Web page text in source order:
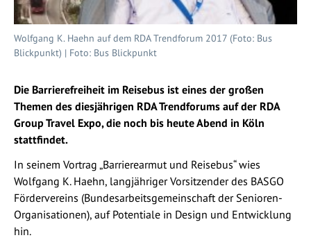
Wolfgang K. Haehn auf dem RDA Trendforum 2017 (Foto: Bus
Blickpunkt) | Foto: Bus Blickpunkt
Die Barrierefreiheit im Reisebus ist eines der großen
Themen des diesjährigen RDA Trendforums auf der RDA
Group Travel Expo, die noch bis heute Abend in Köln
stattfindet.
In seinem Vortrag „Barrierearmut und Reisebus“ wies
Wolfgang K. Haehn, langjähriger Vorsitzender des BASGO
Fördervereins (Bundesarbeitsgemeinschaft der Senioren-
Organisationen), auf Potentiale in Design und Entwicklung
hin.